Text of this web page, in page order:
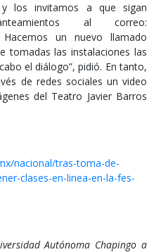
y los invitamos a que sigan
al correo:
Hacemos un nuevo llamado
tomadas las instalaciones las
el diálogo”, pidió. En tanto,
de redes sociales un video
del Teatro Javier Barros
nacional/tras-toma-de-
clases-en-linea-en-la-fes-
Autónoma Chapingo a